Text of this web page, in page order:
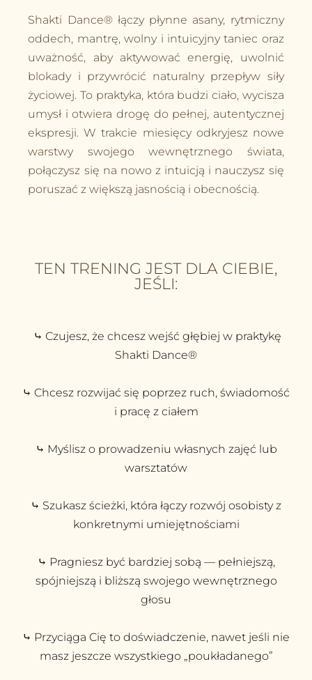
Shakti Dance® łączy płynne asany, rytmiczny
oddech, mantrę, wolny i intuicyjny taniec oraz
uważność, aby aktywować energię, uwolnić
blokady i przywrócić naturalny przepływ siły
życiowej. To praktyka, która budzi ciało, wycisza
umysł i otwiera drogę do pełnej, autentycznej
ekspresji. W trakcie miesięcy odkryjesz nowe
warstwy swojego wewnętrznego świata,
połączysz się na nowo z intuicją i nauczysz się
poruszać z większą jasnością i obecnością.
TEN TRENING JEST DLA CIEBIE,
JEŚLI:
⤷ Czujesz, że chcesz wejść głębiej w praktykę
Shakti Dance®
⤷ Chcesz rozwijać się poprzez ruch, świadomość
i pracę z ciałem
⤷ Myślisz o prowadzeniu własnych zajęć lub
warsztatów
⤷ Szukasz ścieżki, która łączy rozwój osobisty z
konkretnymi umiejętnościami
⤷ Pragniesz być bardziej sobą — pełniejszą,
spójniejszą i bliższą swojego wewnętrznego
głosu
⤷ Przyciąga Cię to doświadczenie, nawet jeśli nie
masz jeszcze wszystkiego „poukładanego”